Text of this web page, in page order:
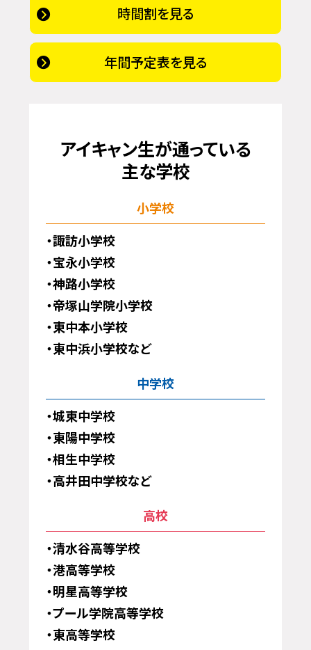
時間割を見る
年間予定表を見る
アイキャン生が通っている
主な学校
小学校
諏訪小学校
宝永小学校
神路小学校
帝塚山学院小学校
東中本小学校
東中浜小学校など
中学校
城東中学校
東陽中学校
相生中学校
高井田中学校など
高校
清水谷高等学校
港高等学校
明星高等学校
プール学院高等学校
東高等学校